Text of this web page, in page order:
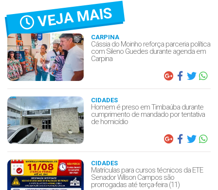
VEJA MAIS
CARPINA
Cássia do Moinho reforça parceria política
com Sileno Guedes durante agenda em
Carpina
CIDADES
Homem é preso em Timbaúba durante
cumprimento de mandado por tentativa
de homicídio
CIDADES
Matrículas para cursos técnicos da ETE
Senador Wilson Campos são
prorrogadas até terça-feira (11)